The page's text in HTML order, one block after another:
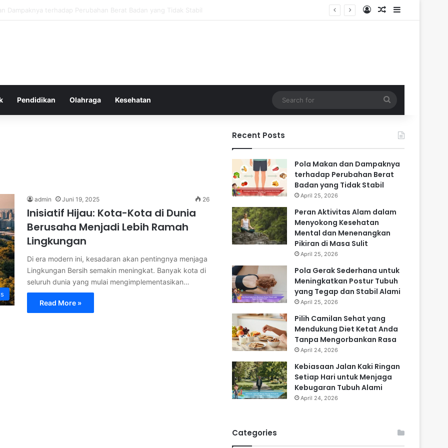
Alam dalam Menyokong Kesehatan Mental dan Menenangkan Pikiran di Masa Sulit Log InRandom Article
Sidebar
Pendidikan Olahraga Kesehatan
for
admin Juni 19, 2025 26
Inisiatif Hijau: Kota-Kota di Dunia
Berusaha Menjadi Lebih Ramah
Lingkungan
Di era modern ini, kesadaran akan pentingnya menjaga
Lingkungan Bersih semakin meningkat. Banyak kota di
seluruh dunia yang mulai mengimplementasikan…
Read More »
Recent Posts
Pola Makan dan Dampaknya
terhadap Perubahan Berat
Badan yang Tidak Stabil
April 25, 2026
Peran Aktivitas Alam dalam
Menyokong Kesehatan
Mental dan Menenangkan
Pikiran di Masa Sulit
April 25, 2026
Pola Gerak Sederhana untuk
Meningkatkan Postur Tubuh
yang Tegap dan Stabil Alami
April 25, 2026
Pilih Camilan Sehat yang
Mendukung Diet Ketat Anda
Tanpa Mengorbankan Rasa
April 24, 2026
Kebiasaan Jalan Kaki Ringan
Setiap Hari untuk Menjaga
Kebugaran Tubuh Alami
April 24, 2026
Categories